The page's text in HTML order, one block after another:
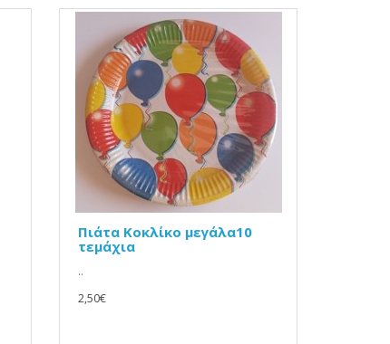
Πιάτα Κοκλίκο μεγάλα10
τεμάχια
..
2,50€